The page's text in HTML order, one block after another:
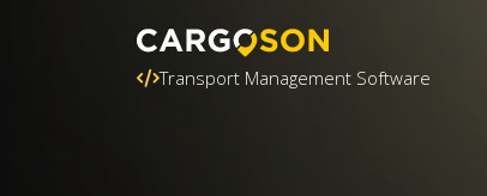
Transport Management Software